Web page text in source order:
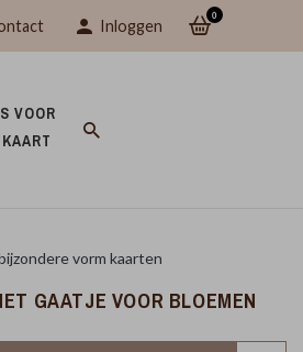
Inloggen
0
VOOR
vorm kaarten
GAATJE VOOR BLOEMEN